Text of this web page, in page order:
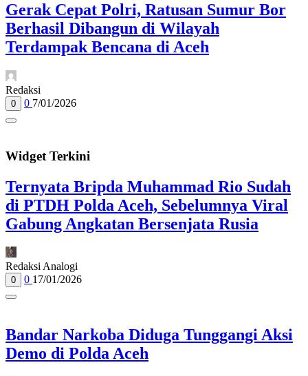
Gerak Cepat Polri, Ratusan Sumur Bor
Berhasil Dibangun di Wilayah
Terdampak Bencana di Aceh
Redaksi
0 0 7/01/2026
Widget Terkini
Ternyata Bripda Muhammad Rio Sudah
di PTDH Polda Aceh, Sebelumnya Viral
Gabung Angkatan Bersenjata Rusia
Redaksi Analogi
0 0 17/01/2026
Bandar Narkoba Diduga Tunggangi Aksi
Demo di Polda Aceh